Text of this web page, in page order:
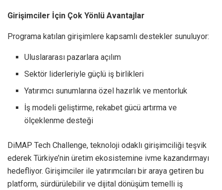
Girişimciler İçin Çok Yönlü Avantajlar
Programa katılan girişimlere kapsamlı destekler sunuluyor:
Uluslararası pazarlara açılım
Sektör liderleriyle güçlü iş birlikleri
Yatırımcı sunumlarına özel hazırlık ve mentorluk
İş modeli geliştirme, rekabet gücü artırma ve
ölçeklenme desteği
DiMAP Tech Challenge, teknoloji odaklı girişimciliği teşvik
ederek Türkiye’nin üretim ekosistemine ivme kazandırmayı
hedefliyor. Girişimciler ile yatırımcıları bir araya getiren bu
platform, sürdürülebilir ve dijital dönüşüm temelli iş